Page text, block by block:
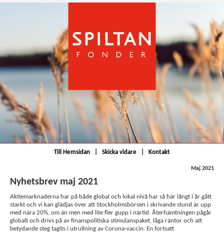
Till Hemsidan Skicka vidare Kontakt
Maj 2021
Nyhetsbrev maj 2021
Aktiemarknaderna har på både global och lokal nivå har så här långt i år gått
starkt och vi kan glädjas över att Stockholmsbörsen i skrivande stund är upp
med nära 20%, om än men med lite fler gupp i närtid. Återhämtningen pågår
globalt och drivs på av finanspolitiska stimulanspaket, låga räntor och att
betydande steg tagits i utrullning av Corona-vaccin. En fortsatt